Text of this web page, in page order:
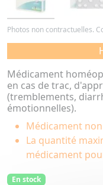
Photos non contractuelles.
Médicament
en cas de trac,
(tremblements,
émotionnelles).
Médicament
La quantité
médicament
En stock